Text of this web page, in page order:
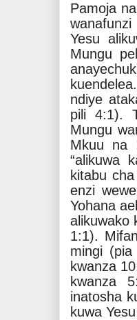
Pamoja
Yesu
Mungu
ndiye
pili 4:1).
Mungu
Mkuu na
“alikuwa
kitabu
enzi
Yohana
alikuwako
1:1).
mingi
kwanza
kwanza
inatosha
kuwa